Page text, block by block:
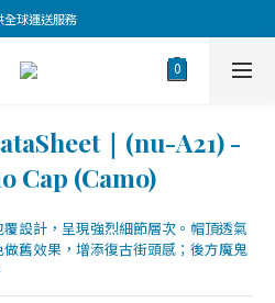
全球運送服務
｜(nu-A21) -
Cap (Camo)
設計，呈現強烈細節層次。帽頂透氣
舊效果，增添復古街頭感；後方魔鬼